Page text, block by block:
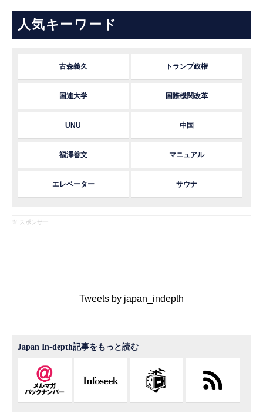
人気キーワード
古森義久 トランプ政権
国連大学 国際機関改革
UNU 中国
福澤善文 マニュアル
エレベーター サウナ
※ スポンサー
Tweets by japan_indepth
Japan In-depth記事をもっと読む